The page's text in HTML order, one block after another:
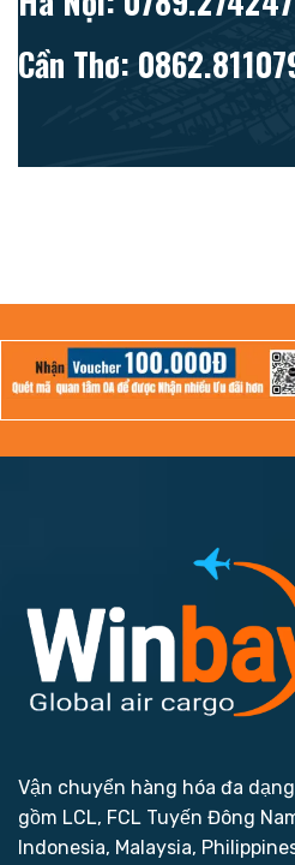
Cần Thơ:
Vận chuyển hàng hóa đa
gồm LCL, FCL Tuyến Đông
Indonesia, Malaysia,